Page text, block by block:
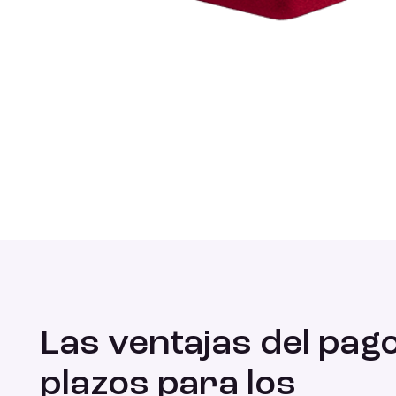
Las ventajas del
plazos para los